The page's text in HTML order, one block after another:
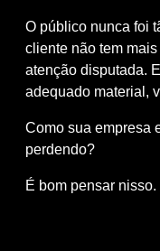
O público nunca foi
cliente não tem
atenção disputada.
adequado material,
Como sua empresa
perdendo?
É bom pensar nisso.